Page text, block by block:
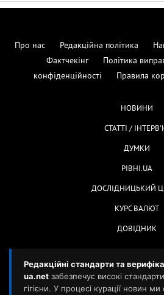
Про нас Редакційна політика
Фактчекінг
Політика
конфіденційності
Правила
НОВИНИ
СТАТТІ /
ДУМКИ
РІВНІ.UA
ДОСЛІДНИЦЬКИЙ
КУРС ВАЛЮТ
ДОВІДНИК
Редакційні стандарти та
ua.net забезпечує високі
гігієни. У процесі курації новин